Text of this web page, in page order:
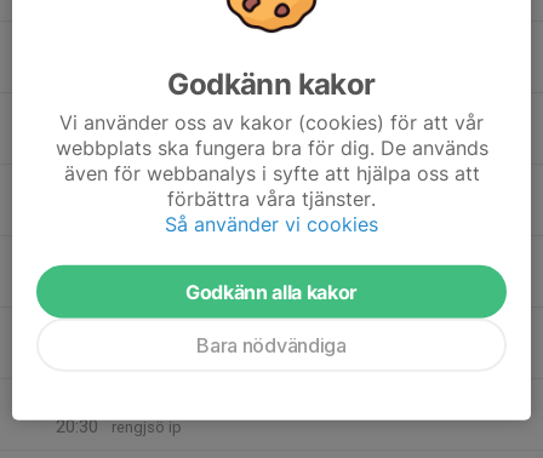
Dina-hallen
18:00
19:00
Träning SFF Friends
Dina Hallen
18:30
Träning Flickor födda 15
Stentägtskolan
Ljusneborg
20:30
rengjsö ip
Godkänn kakor
Vi använder oss av kakor (cookies) för att vår
webbplats ska fungera bra för dig. De används
även för webbanalys i syfte att hjälpa oss att
förbättra våra tjänster.
Så använder vi cookies
Godkänn alla kakor
Bara nödvändiga